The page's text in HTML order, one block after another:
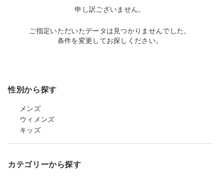
申し訳ございません。
ご指定いただいたデータは見つかりませんでした。
条件を変更してお探しください。
性別から探す
メンズ
ウィメンズ
キッズ
カテゴリーから探す